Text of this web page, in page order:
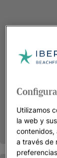
Utilizamos
la web y
contenidos,
a través de